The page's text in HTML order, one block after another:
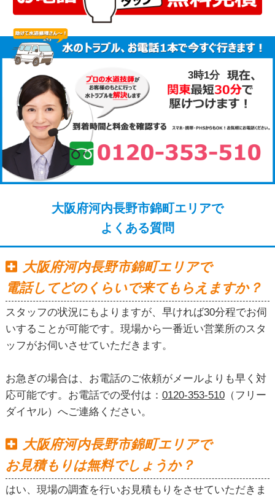
3時1分
大阪府河内長野市錦町エリアで
よくある質問
大阪府河内長野市錦町エリアで
電話してどのくらいで来てもらえますか？
スタッフの状況にもよりますが、早ければ30分程でお伺
いすることが可能です。現場から一番近い営業所のスタ
ッフがお伺いさせていただきます。
お急ぎの場合は、お電話のご依頼がメールよりも早く対
応可能です。お電話での受付は： 0120-353-510（フリー
ダイヤル）へご連絡ください。
大阪府河内長野市錦町エリアで
お見積もりは無料でしょうか？
はい、現場の調査を行いお見積もりをさせていただきま